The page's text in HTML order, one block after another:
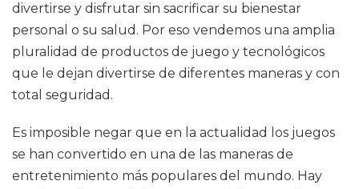
divertirse y disfrutar sin sacrificar su bienestar
personal o su salud. Por eso vendemos una amplia
pluralidad de productos de juego y tecnológicos
que le dejan divertirse de diferentes maneras y con
total seguridad.
Es imposible negar que en la actualidad los juegos
se han convertido en una de las maneras de
entretenimiento más populares del mundo. Hay